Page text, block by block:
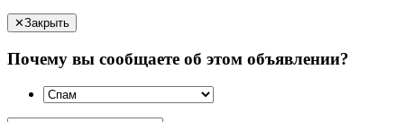
✕Закрыть
Почему вы сообщаете об этом объявлении?